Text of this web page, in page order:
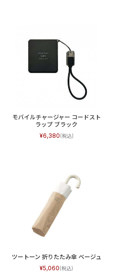
モバイルチャージャー コードスト
ラップ ブラック
6,380
ツートーン 折りたたみ傘 ベージュ
5,060